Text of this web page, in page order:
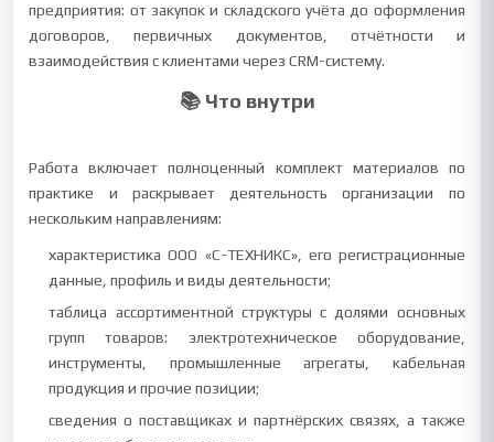
предприятия: от закупок и складского учёта до оформления
договоров, первичных документов, отчётности и
взаимодействия с клиентами через CRM-систему.
📚 Что внутри
Работа включает полноценный комплект материалов по
практике и раскрывает деятельность организации по
нескольким направлениям:
характеристика ООО «С-ТЕХНИКС», его регистрационные
данные, профиль и виды деятельности;
таблица ассортиментной структуры с долями основных
групп товаров: электротехническое оборудование,
инструменты, промышленные агрегаты, кабельная
продукция и прочие позиции;
сведения о поставщиках и партнёрских связях, а также